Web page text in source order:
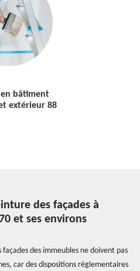
bâtiment
extérieur 88
des façades à
et ses environs
des immeubles ne doivent pas
car des dispositions réglementaires